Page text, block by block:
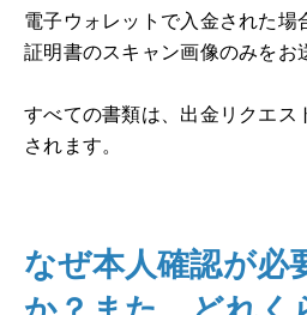
電子ウォレットで入金された
証明書のスキャン画像のみをお
すべての書類は、出金リクエス
されます。
なぜ本人確認が必